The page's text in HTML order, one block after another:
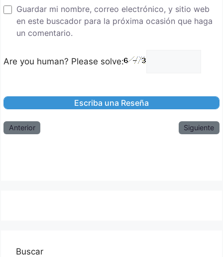
Guardar mi nombre, correo electrónico, y sitio web
en este buscador para la próxima ocasión que haga
un comentario.
Are you human? Please solve:
Anterior Siguiente
Buscar